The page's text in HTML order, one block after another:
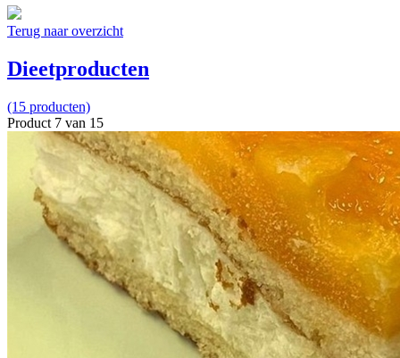
Terug naar overzicht
Dieetproducten
(15 producten)
Product 7 van 15